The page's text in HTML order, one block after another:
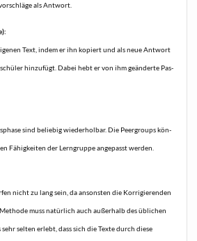
als Antwort.
Text, indem er ihn kopiert und als neue Ant­wort
hin­zu­fügt. Dabei hebt er von ihm geän­der­te Pas­
sind belie­big wie­der­hol­bar. Die Peer­groups kön­
Fähig­kei­ten der Lern­grup­pe ange­passt werden.
nicht zu lang sein, da ansons­ten die Kor­ri­gie­ren­den
muss natür­lich auch außer­halb des übli­chen
sel­ten erlebt, dass sich die Tex­te durch die­se